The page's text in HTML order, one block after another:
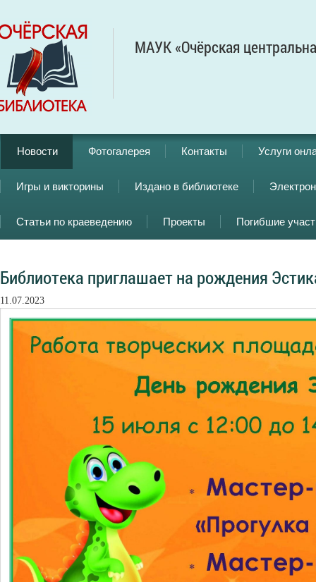
МАУК «Очёрская
Новости Фотогалерея Контакты Услуги
Игры и викторины Издано в библиотеке
Статьи по краеведению Проекты Погибшие
Библиотека приглашает на рождения
11.07.2023